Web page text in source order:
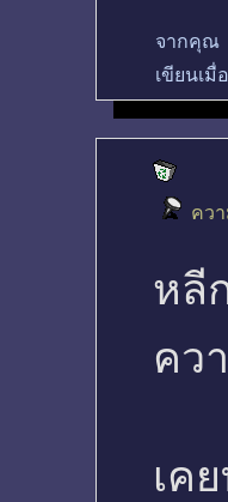
จากคุณ
เขียนเมื่อ
คว
หลี
คว
เค